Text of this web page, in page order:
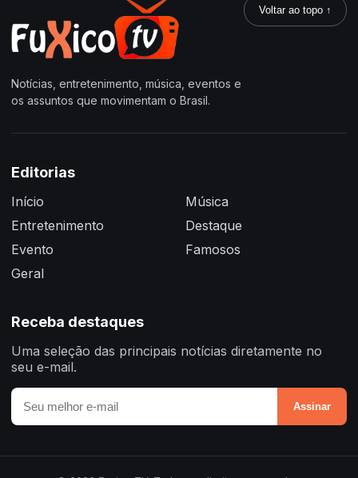
Notícias, entretenimento, música, eventos e
os assuntos que movimentam o Brasil.
Voltar ao topo ↑
Editorias
Início
Entretenimento
Evento
Geral
Música
Destaque
Famosos
Receba destaques
Uma seleção das principais notícias diretamente no
seu e-mail.
Assinar